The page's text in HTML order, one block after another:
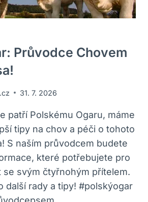
Průvodce Chovem
31. 7. 2026
patří Polskému Ogaru, máme
tipy na chov a péči o tohoto
S naším průvodcem budete
které potřebujete pro
se svým čtyřnohým přítelem.
další rady a tipy! #polskýogar